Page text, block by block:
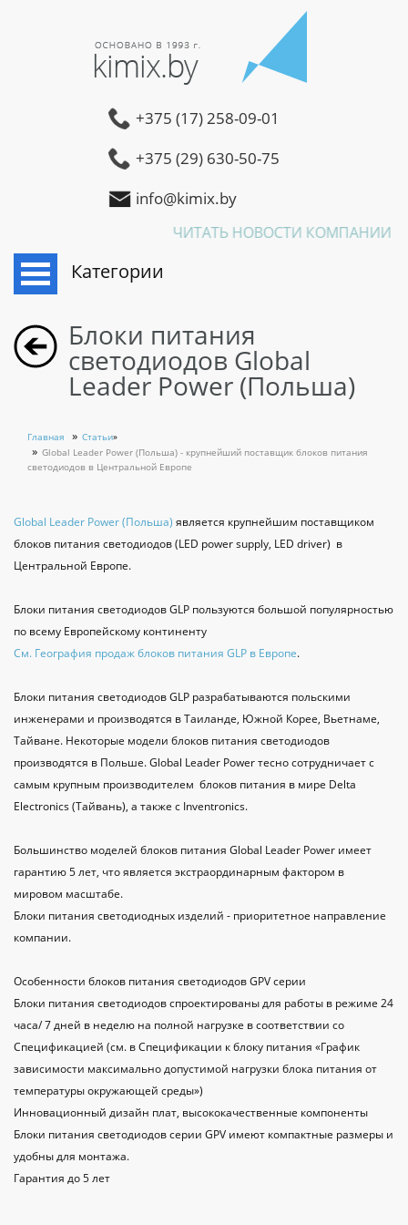
+375 (17) 258-09-01
+375 (29) 630-50-75
info@kimix.by
ЧИТАТЬ НОВОСТИ КОМПАНИИ
Категории
Блоки питания
светодиодов Global
Leader Power (Польша)
Главная Статьи»
Global Leader Power (Польша) - крупнейший поставщик блоков питания
светодиодов в Центральной Европе
Global Leader Power (Польша) является крупнейшим поставщиком
блоков питания светодиодов (LED power supply, LED driver) в
Центральной Европе.
Блоки питания светодиодов GLP пользуются большой популярностью
по всему Европейскому континенту
См. География продаж блоков питания GLP в Европе.
Блоки питания светодиодов GLP разрабатываются польскими
инженерами и производятся в Таиланде, Южной Корее, Вьетнаме,
Тайване. Некоторые модели блоков питания светодиодов
производятся в Польше. Global Leader Power тесно сотрудничает с
самым крупным производителем блоков питания в мире Delta
Electronics (Тайвань), а также с Inventronics.
Большинство моделей блоков питания Global Leader Power имеет
гарантию 5 лет, что является экстраординарным фактором в
мировом масштабе.
Блоки питания светодиодных изделий - приоритетное направление
компании.
Особенности блоков питания светодиодов GPV серии
Блоки питания светодиодов спроектированы для работы в режиме 24
часа/ 7 дней в неделю на полной нагрузке в соответствии со
Спецификацией (см. в Спецификации к блоку питания «График
зависимости максимально допустимой нагрузки блока питания от
температуры окружающей среды»)
Инновационный дизайн плат, высококачественные компоненты
Блоки питания светодиодов серии GPV имеют компактные размеры и
удобны для монтажа.
Гарантия до 5 лет